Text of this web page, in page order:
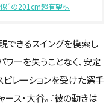
”の201cm超有望株
できるスイングを模索し
ーを失うことなく、安定
ピレーションを受けた選手
ス・大谷。『彼の動きは